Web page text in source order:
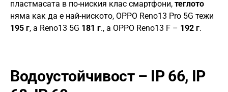
пластмасата в по-ниския клас смартфони, теглото
няма как да е най-ниското, OPPO Reno13 Pro 5G тежи
195 г, а Reno13 5G 181 г., а OPPO Reno13 F – 192 г.
Водоустойчивост – IP 66, IP